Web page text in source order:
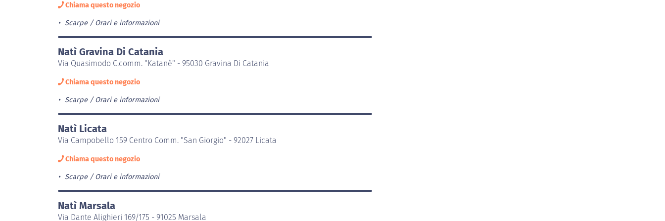
Chiama questo negozio
Scarpe Orari e informazioni
Natì Gravina Di Catania
Via Quasimodo C.comm. "Katanè" - 95030 Gravina Di Catania
Chiama questo negozio
Scarpe Orari e informazioni
Natì Licata
Via Campobello 159 Centro Comm. "San Giorgio" - 92027 Licata
Chiama questo negozio
Scarpe Orari e informazioni
Natì Marsala
Via Dante Alighieri 169/175 - 91025 Marsala